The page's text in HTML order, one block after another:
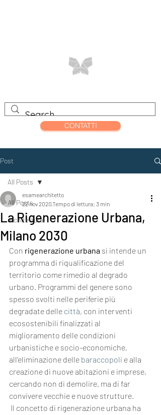
CONTATTI
Post
All Posts
architettura
All Posts
La Rigenerazione Urbana,
Milano 2030
esamearchitetto
22 nov 2020Tempo di lettura: 3 min
Con rigenerazione urbana si intende un
programma di riqualificazione del
territorio come rimedio al degrado
urbano. Programmi del genere sono
spesso svolti nelle periferie più
degradate delle città, con interventi
ecosostenibili finalizzati al
miglioramento delle condizioni
urbanistiche e socio-economiche,
all'eliminazione delle baraccopoli e alla
creazione di nuove abitazioni e imprese,
cercando non di demolire, ma di far
convivere vecchie e nuove strutture.